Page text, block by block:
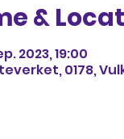
&
2023, 19:00
0178,